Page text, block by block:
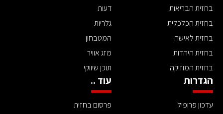
בחזית הבריאות
בחזית הכלכלית
בחזית לאישה
בחזית היהדות
בחזית המוזיקה
דעות
גלריות
המטבחון
מזג אוויר
תוכן שיווקי
הגדרות
עדכון פרופיל
עוד ..
פרסום בחזית